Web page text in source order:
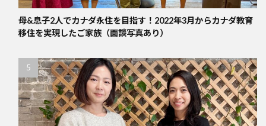
母&息子2人でカナダ永住を目指す！2022年3月からカナダ教育
移住を実現したご家族（面談写真あり）